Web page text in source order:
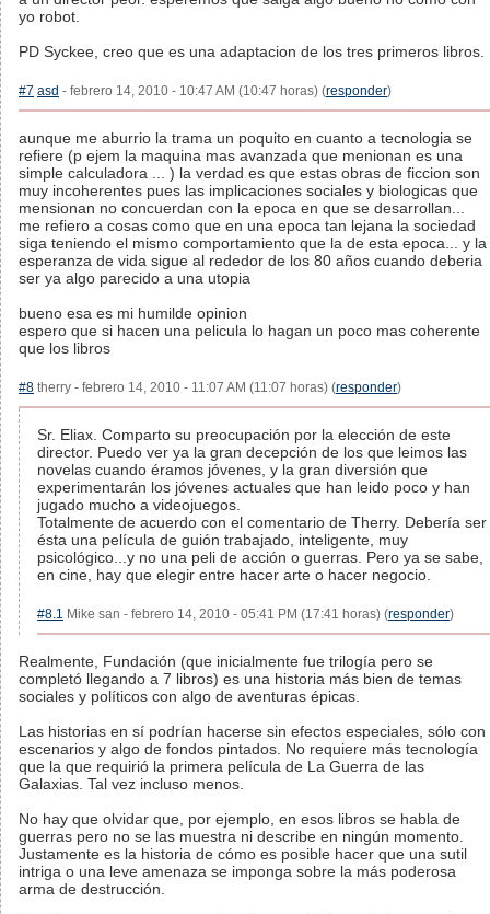
yo robot.
PD Syckee, creo que es una adaptacion de los tres primeros libros.
#7 asd - febrero 14, 2010 - 10:47 AM (10:47 horas) (responder)
aunque me aburrio la trama un poquito en cuanto a tecnologia se
refiere (p ejem la maquina mas avanzada que menionan es una
simple calculadora ... ) la verdad es que estas obras de ficcion son
muy incoherentes pues las implicaciones sociales y biologicas que
mensionan no concuerdan con la epoca en que se desarrollan...
me refiero a cosas como que en una epoca tan lejana la sociedad
siga teniendo el mismo comportamiento que la de esta epoca... y la
esperanza de vida sigue al rededor de los 80 años cuando deberia
ser ya algo parecido a una utopia
bueno esa es mi humilde opinion
espero que si hacen una pelicula lo hagan un poco mas coherente
que los libros
#8 therry - febrero 14, 2010 - 11:07 AM (11:07 horas) (responder)
Sr. Eliax. Comparto su preocupación por la elección de este
director. Puedo ver ya la gran decepción de los que leimos las
novelas cuando éramos jóvenes, y la gran diversión que
experimentarán los jóvenes actuales que han leido poco y han
jugado mucho a videojuegos.
Totalmente de acuerdo con el comentario de Therry. Debería ser
ésta una película de guión trabajado, inteligente, muy
psicológico...y no una peli de acción o guerras. Pero ya se sabe,
en cine, hay que elegir entre hacer arte o hacer negocio.
#8.1 Mike san - febrero 14, 2010 - 05:41 PM (17:41 horas) (responder)
Realmente, Fundación (que inicialmente fue trilogía pero se
completó llegando a 7 libros) es una historia más bien de temas
sociales y políticos con algo de aventuras épicas.
Las historias en sí podrían hacerse sin efectos especiales, sólo con
escenarios y algo de fondos pintados. No requiere más tecnología
que la que requirió la primera película de La Guerra de las
Galaxias. Tal vez incluso menos.
No hay que olvidar que, por ejemplo, en esos libros se habla de
guerras pero no se las muestra ni describe en ningún momento.
Justamente es la historia de cómo es posible hacer que una sutil
intriga o una leve amenaza se imponga sobre la más poderosa
arma de destrucción.